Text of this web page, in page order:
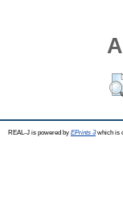
REAL-J is powered by EPrints 3which is